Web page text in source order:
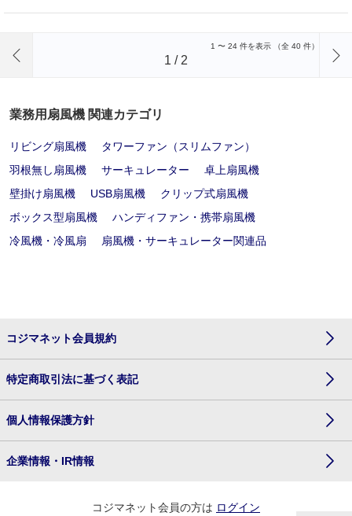
1 〜 24 件を表示 （全 40 件）
1 / 2
業務用扇風機 関連カテゴリ
リビング扇風機
タワーファン（スリムファン）
羽根無し扇風機
サーキュレーター
卓上扇風機
壁掛け扇風機
USB扇風機
クリップ式扇風機
ボックス型扇風機
ハンディファン・携帯扇風機
冷風機・冷風扇
扇風機・サーキュレーター関連品
コジマネット会員規約
特定商取引法に基づく表記
個人情報保護方針
企業情報・IR情報
コジマネット会員の方は ログイン